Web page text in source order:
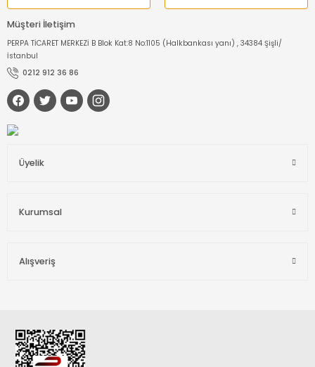
Müşteri İletişim
PERPA TİCARET MERKEZİ B Blok Kat:8 No:1105 (Halkbankası yanı) , 34384 Şişli/
İstanbul
0212 912 36 86
Üyelik
Kurumsal
Alışveriş